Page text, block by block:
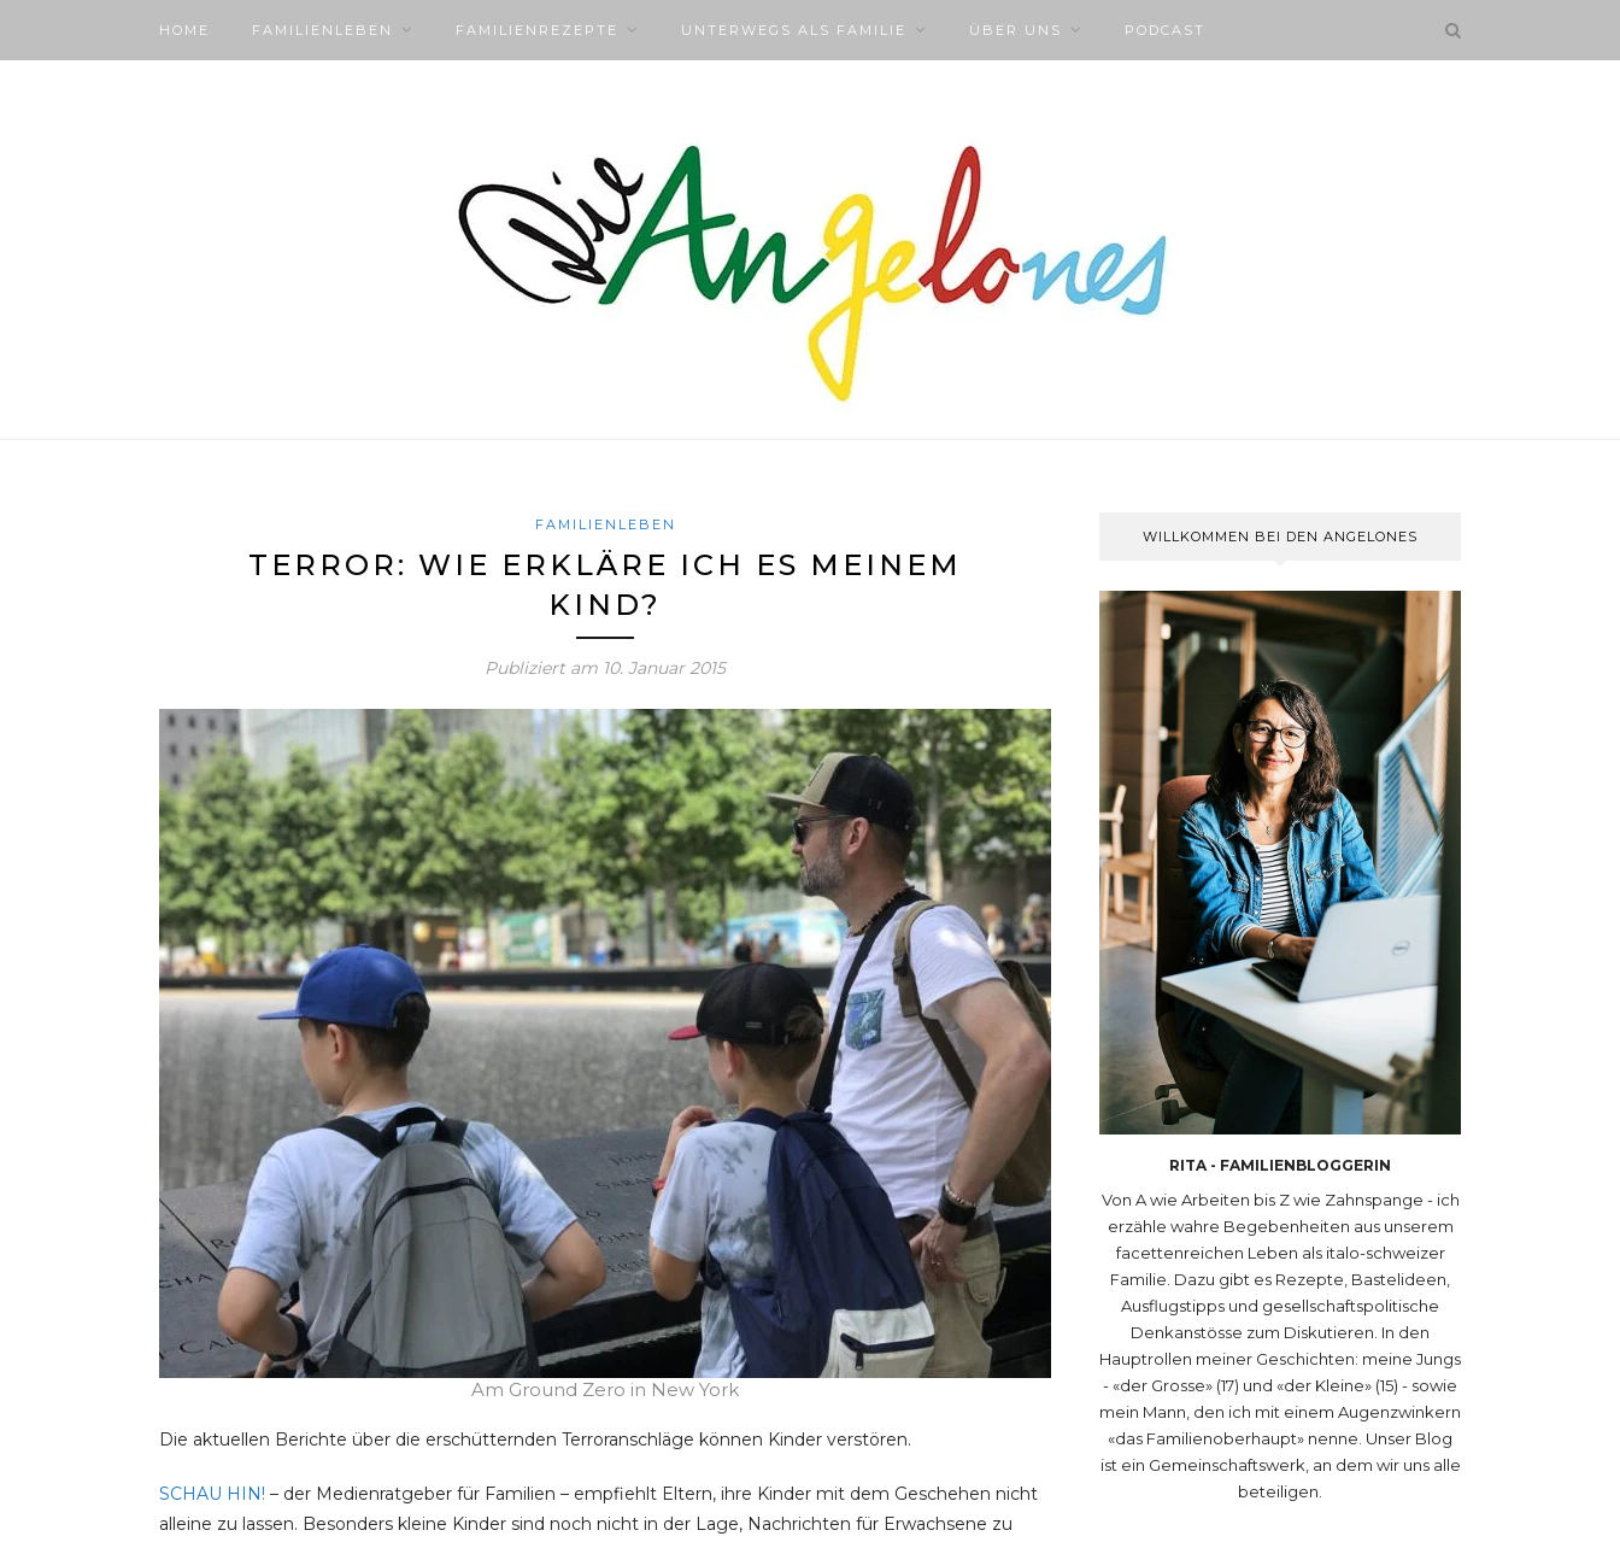
HOME FAMILIENLEBEN FAMILIENREZEPTE UNTERWEGS ALS FAMILIE ÜBER UNS PODCAST
FAMILIENLEBEN
TERROR: WIE ERKLÄRE ICH ES MEINEM
KIND?
Publiziert am 10. Januar 2015
Am Ground Zero in New York
Die aktuellen Berichte über die erschütternden Terroranschläge können Kinder verstören.
SCHAU HIN! – der Medienratgeber für Familien – empfiehlt Eltern, ihre Kinder mit dem Geschehen nicht
alleine zu lassen. Besonders kleine Kinder sind noch nicht in der Lage, Nachrichten für Erwachsene zu
WILLKOMMEN BEI DEN ANGELONES
RITA - FAMILIENBLOGGERIN
Von A wie Arbeiten bis Z wie Zahnspange - ich
erzähle wahre Begebenheiten aus unserem
facettenreichen Leben als italo-schweizer
Familie. Dazu gibt es Rezepte, Bastelideen,
Ausflugstipps und gesellschaftspolitische
Denkanstösse zum Diskutieren. In den
Hauptrollen meiner Geschichten: meine Jungs
- «der Grosse» (17) und «der Kleine» (15) - sowie
mein Mann, den ich mit einem Augenzwinkern
«das Familienoberhaupt» nenne. Unser Blog
ist ein Gemeinschaftswerk, an dem wir uns alle
beteiligen.